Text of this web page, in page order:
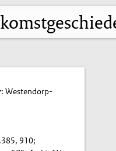
: Westendorp-
910;